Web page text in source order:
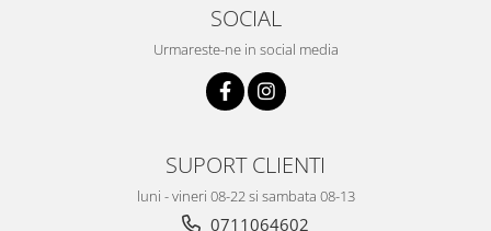
SOCIAL
Urmareste-ne in social media
SUPORT CLIENTI
luni - vineri 08-22 si sambata 08-13
0711064602